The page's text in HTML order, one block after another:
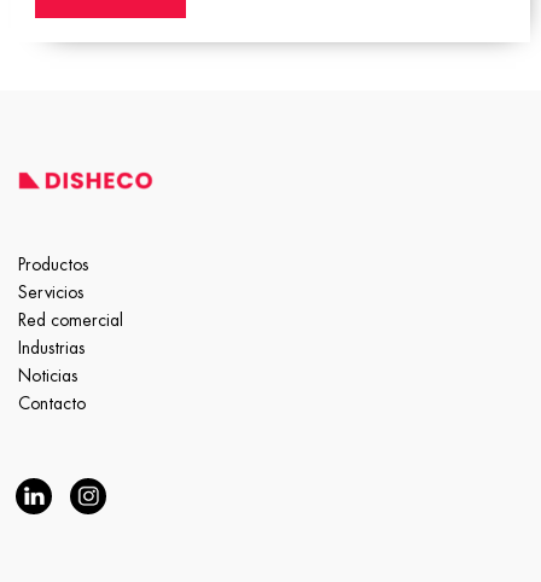
Productos
Servicios
Red comercial
Industrias
Noticias
Contacto